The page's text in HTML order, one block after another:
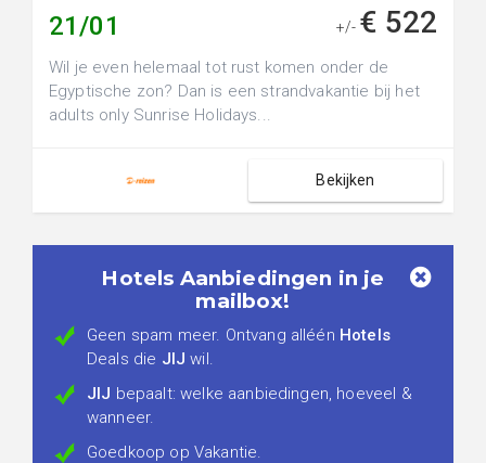
21/01 +/- € 522
Wil je even helemaal tot rust komen onder de
Egyptische zon? Dan is een strandvakantie bij het
adults only Sunrise Holidays...
Bekijken
Hotels Aanbiedingen in je
mailbox!
Geen spam meer. Ontvang alléén Hotels
Deals die JIJ wil.
JIJ bepaalt: welke aanbiedingen, hoeveel &
wanneer.
Goedkoop op Vakantie.